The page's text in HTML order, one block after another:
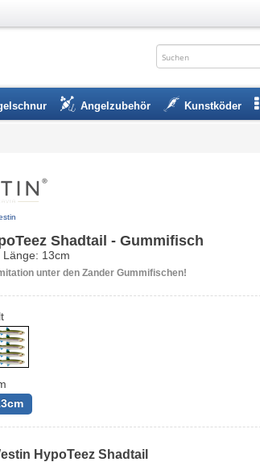
Angelzubehör Kunstköder
Shadtail - Gummifisch
13cm
unter den Zander Gummifischen!
HypoTeez Shadtail